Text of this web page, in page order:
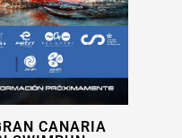
XIV 8KM OROTAVA